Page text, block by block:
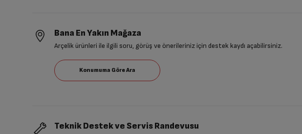
Bana En Yakın Mağaza
Arçelik ürünleri ile ilgili soru, görüş ve önerileriniz için destek kaydı açabilirsiniz.
Teknik Destek ve Servis Randevusu